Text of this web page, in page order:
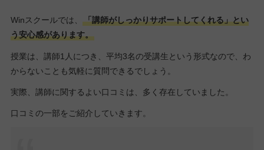
Winスクールでは、
「講師がしっかりサポートしてくれる」とい
う安心感があります。
授業は、講師1人につき、平均3名の受講生という形式なので、わ
からないことも気軽に質問できるでしょう。
実際、講師に関するよい口コミは、多く存在していました。
口コミの一部をご紹介していきます。